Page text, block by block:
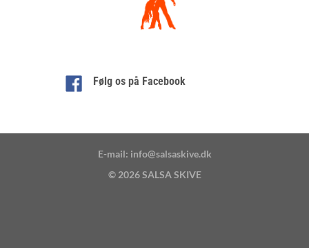
Følg os på Facebook
E-mail: info@salsaskive.dk
© 2026SALSA SKIVE